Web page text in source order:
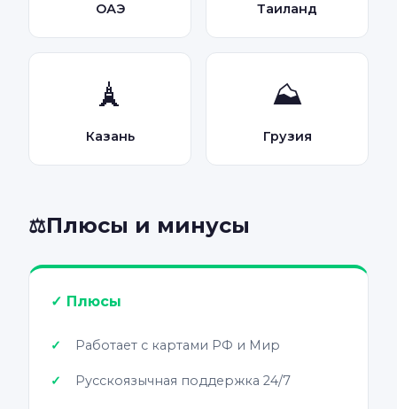
ОАЭ Таиланд
🗼
Казань
⛰️
Грузия
⚖️Плюсы и минусы
✓ Плюсы
Работает с картами РФ и Мир
Русскоязычная поддержка 24/7